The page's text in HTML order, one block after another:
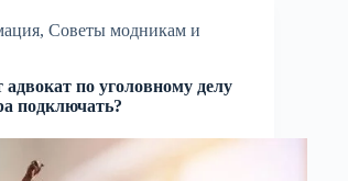
, Советы модникам и
по уголовному делу
подключать?